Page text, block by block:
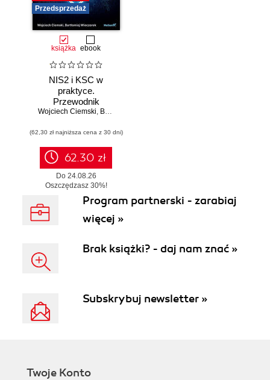
Przedsprzedaż
książka ebook
NIS2 i KSC w
praktyce.
Przewodnik
wdrożeniowy dla
Wojciech Ciemski, Bartłomiej Wieczorek
(62,30 zł najniższa cena z 30 dni)
62.30 zł
Do 24.08.26
Oszczędzasz 30%!
W realizacji od 25.08.26 r.Program partnerski - zarabiaj
więcej »
Brak książki? - daj nam znać »
Subskrybuj newsletter »
Twoje Konto